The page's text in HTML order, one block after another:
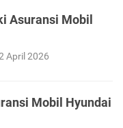
Asuransi Mobil
April 2026
Mobil Hyundai